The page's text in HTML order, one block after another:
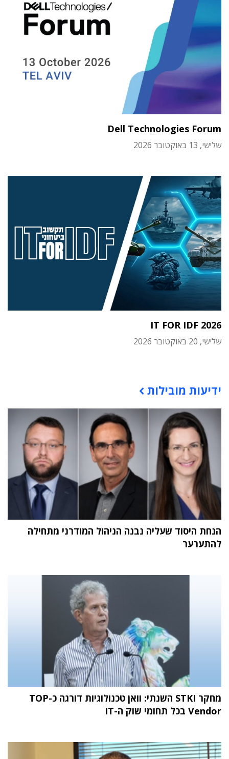
Dell Technologies Forum
שלישי, 13 באוקטובר 2026
IT FOR IDF 2026
שלישי, 20 באוקטובר 2026
ידיעות מובילות
הנחת היסוד שעליה נבנה הניהול המודרני מתחילה
להתערער
מחקר STKI השנתי: וואן טכנולוגיות דורגה כ-TOP
Vendor בכל תחומי שוק ה-IT